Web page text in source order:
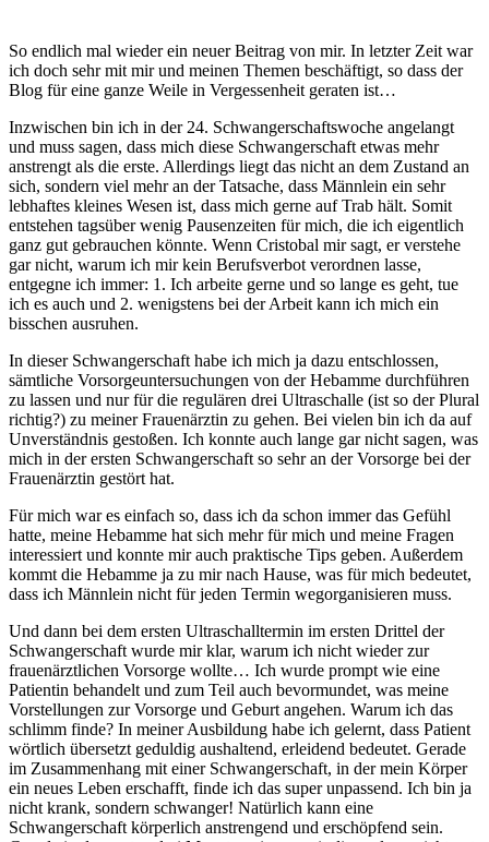
So endlich mal wieder ein neuer Beitrag von mir. In letzter Zeit war
ich doch sehr mit mir und meinen Themen beschäftigt, so dass der
Blog für eine ganze Weile in Vergessenheit geraten ist…
Inzwischen bin ich in der 24. Schwangerschaftswoche angelangt
und muss sagen, dass mich diese Schwangerschaft etwas mehr
anstrengt als die erste. Allerdings liegt das nicht an dem Zustand an
sich, sondern viel mehr an der Tatsache, dass Männlein ein sehr
lebhaftes kleines Wesen ist, dass mich gerne auf Trab hält. Somit
entstehen tagsüber wenig Pausenzeiten für mich, die ich eigentlich
ganz gut gebrauchen könnte. Wenn Cristobal mir sagt, er verstehe
gar nicht, warum ich mir kein Berufsverbot verordnen lasse,
entgegne ich immer: 1. Ich arbeite gerne und so lange es geht, tue
ich es auch und 2. wenigstens bei der Arbeit kann ich mich ein
bisschen ausruhen.
In dieser Schwangerschaft habe ich mich ja dazu entschlossen,
sämtliche Vorsorgeuntersuchungen von der Hebamme durchführen
zu lassen und nur für die regulären drei Ultraschalle (ist so der Plural
richtig?) zu meiner Frauenärztin zu gehen. Bei vielen bin ich da auf
Unverständnis gestoßen. Ich konnte auch lange gar nicht sagen, was
mich in der ersten Schwangerschaft so sehr an der Vorsorge bei der
Frauenärztin gestört hat.
Für mich war es einfach so, dass ich da schon immer das Gefühl
hatte, meine Hebamme hat sich mehr für mich und meine Fragen
interessiert und konnte mir auch praktische Tips geben. Außerdem
kommt die Hebamme ja zu mir nach Hause, was für mich bedeutet,
dass ich Männlein nicht für jeden Termin wegorganisieren muss.
Und dann bei dem ersten Ultraschalltermin im ersten Drittel der
Schwangerschaft wurde mir klar, warum ich nicht wieder zur
frauenärztlichen Vorsorge wollte… Ich wurde prompt wie eine
Patientin behandelt und zum Teil auch bevormundet, was meine
Vorstellungen zur Vorsorge und Geburt angehen. Warum ich das
schlimm finde? In meiner Ausbildung habe ich gelernt, dass Patient
wörtlich übersetzt geduldig aushaltend, erleidend bedeutet. Gerade
im Zusammenhang mit einer Schwangerschaft, in der mein Körper
ein neues Leben erschafft, finde ich das super unpassend. Ich bin ja
nicht krank, sondern schwanger! Natürlich kann eine
Schwangerschaft körperlich anstrengend und erschöpfend sein.